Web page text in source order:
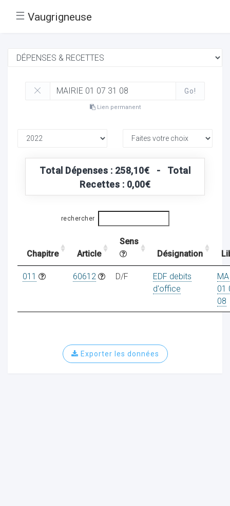
☰ Vaugrigneuse
Go!
Lien permanent
Total Dépenses : 258,10€ - Total
Recettes : 0,00€
rechercher
Chapitre Article
Sens
Désignation
011 60612 D/F
EDF debits
d'office
01
08
Exporter les données